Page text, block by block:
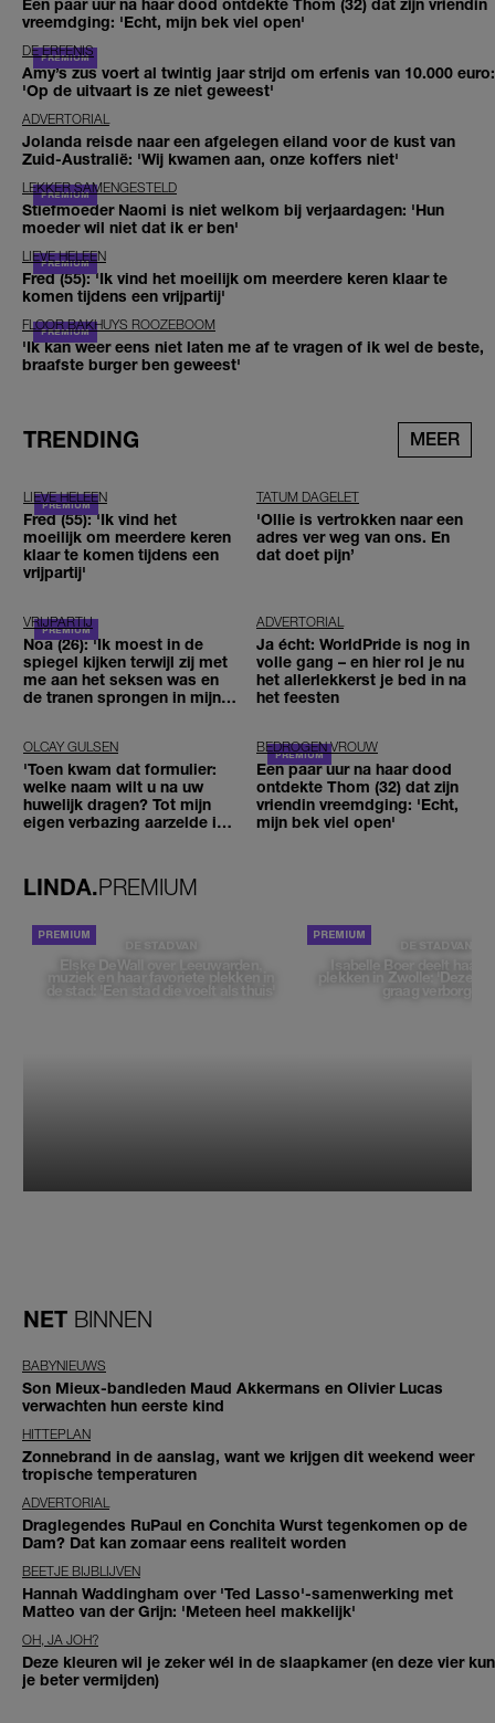
Een paar uur na haar dood ontdekte Thom (32) dat zijn vriendin
vreemdging: 'Echt, mijn bek viel open'
DE ERFENIS
Amy’s zus voert al twintig jaar strijd om erfenis van 10.000 euro:
'Op de uitvaart is ze niet geweest'
ADVERTORIAL
Jolanda reisde naar een afgelegen eiland voor de kust van
Zuid-Australië: 'Wij kwamen aan, onze koffers niet'
LEKKER SAMENGESTELD
Stiefmoeder Naomi is niet welkom bij verjaardagen: 'Hun
moeder wil niet dat ik er ben'
LIEVE HELEEN
Fred (55): 'Ik vind het moeilijk om meerdere keren klaar te
komen tijdens een vrijpartij'
FLOOR BAKHUYS ROOZEBOOM
'Ik kan weer eens niet laten me af te vragen of ik wel de beste,
braafste burger ben geweest'
TRENDING MEER
LIEVE HELEEN
Fred (55): 'Ik vind het
moeilijk om meerdere keren
klaar te komen tijdens een
vrijpartij'
TATUM DAGELET
'Ollie is vertrokken naar een
adres ver weg van ons. En
dat doet pijn’
VRIJPARTIJ
Noa (26): 'Ik moest in de
spiegel kijken terwijl zij met
me aan het seksen was en
de tranen sprongen in mijn
ADVERTORIAL
Ja écht: WorldPride is nog in
volle gang – en hier rol je nu
het allerlekkerst je bed in na
het feesten
OLCAY GULSEN
'Toen kwam dat formulier:
welke naam wilt u na uw
huwelijk dragen? Tot mijn
eigen verbazing aarzelde ik
BEDROGEN VROUW
Een paar uur na haar dood
ontdekte Thom (32) dat zijn
vriendin vreemdging: 'Echt,
mijn bek viel open'
LINDA.PREMIUM
DE STAD VAN
Elske DeWall over Leeuwarden,
muziek en haar favoriete plekken in
de stad: 'Een stad die voelt als thuis'
DE STAD VAN
Isabelle Boer deelt haar
plekken in Zwolle: 'Deze
graag verborgen'
NET BINNEN
BABYNIEUWS
Son Mieux-bandleden Maud Akkermans en Olivier Lucas
verwachten hun eerste kind
HITTEPLAN
Zonnebrand in de aanslag, want we krijgen dit weekend weer
tropische temperaturen
ADVERTORIAL
Draglegendes RuPaul en Conchita Wurst tegenkomen op de
Dam? Dat kan zomaar eens realiteit worden
BEETJE BIJBLIJVEN
Hannah Waddingham over 'Ted Lasso'-samenwerking met
Matteo van der Grijn: 'Meteen heel makkelijk'
OH, JA JOH?
Deze kleuren wil je zeker wél in de slaapkamer (en deze vier kun
je beter vermijden)